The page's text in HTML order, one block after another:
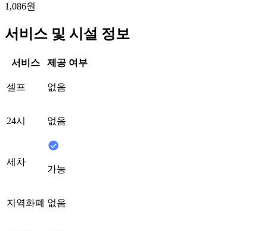
1,086원
서비스 및 시설 정보
서비스 제공 여부
셀프 없음
24시 없음
세차
가능
지역화폐 없음